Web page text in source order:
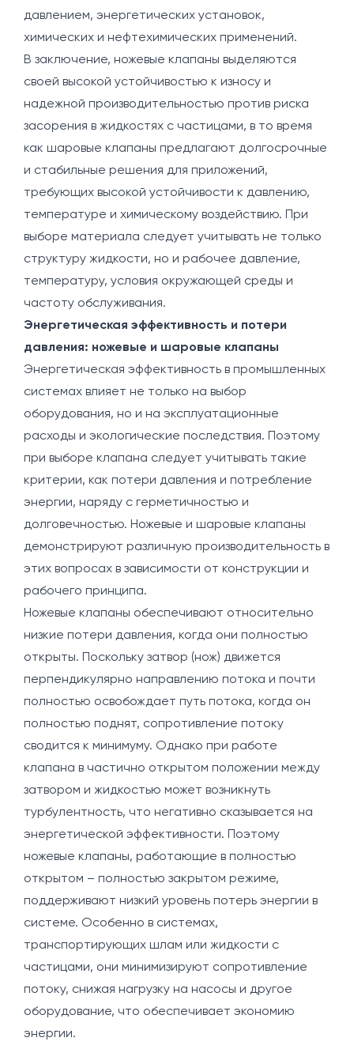
давлением, энергетических установок,
химических и нефтехимических применений.
В заключение, ножевые клапаны выделяются
своей высокой устойчивостью к износу и
надежной производительностью против риска
засорения в жидкостях с частицами, в то время
как шаровые клапаны предлагают долгосрочные
и стабильные решения для приложений,
требующих высокой устойчивости к давлению,
температуре и химическому воздействию. При
выборе материала следует учитывать не только
структуру жидкости, но и рабочее давление,
температуру, условия окружающей среды и
частоту обслуживания.
Энергетическая эффективность и потери
давления: ножевые и шаровые клапаны
Энергетическая эффективность в промышленных
системах влияет не только на выбор
оборудования, но и на эксплуатационные
расходы и экологические последствия. Поэтому
при выборе клапана следует учитывать такие
критерии, как потери давления и потребление
энергии, наряду с герметичностью и
долговечностью. Ножевые и шаровые клапаны
демонстрируют различную производительность в
этих вопросах в зависимости от конструкции и
рабочего принципа.
Ножевые клапаны обеспечивают относительно
низкие потери давления, когда они полностью
открыты. Поскольку затвор (нож) движется
перпендикулярно направлению потока и почти
полностью освобождает путь потока, когда он
полностью поднят, сопротивление потоку
сводится к минимуму. Однако при работе
клапана в частично открытом положении между
затвором и жидкостью может возникнуть
турбулентность, что негативно сказывается на
энергетической эффективности. Поэтому
ножевые клапаны, работающие в полностью
открытом – полностью закрытом режиме,
поддерживают низкий уровень потерь энергии в
системе. Особенно в системах,
транспортирующих шлам или жидкости с
частицами, они минимизируют сопротивление
потоку, снижая нагрузку на насосы и другое
оборудование, что обеспечивает экономию
энергии.